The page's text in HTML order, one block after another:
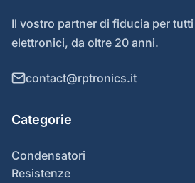
Il vostro partner di fiducia per
elettronici, da oltre 20 anni.
contact@rptronics.it
Categorie
Condensatori
Resistenze